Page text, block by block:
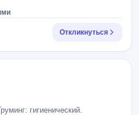
Откликнуться
гигиенический.